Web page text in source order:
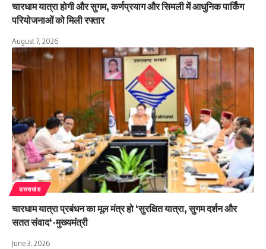
चारधाम यात्रा होगी और सुगम, कर्णप्रयाग और सिमली में आधुनिक पार्किंग
परियोजनाओं को मिली रफ्तार
August 7, 2026
उत्तराखंड
चारधाम यात्रा प्रबंधन का मूल मंत्र हो ‘सुरक्षित यात्रा, सुगम दर्शन और
सतत संवाद‘-मुख्यमंत्री
June 3, 2026